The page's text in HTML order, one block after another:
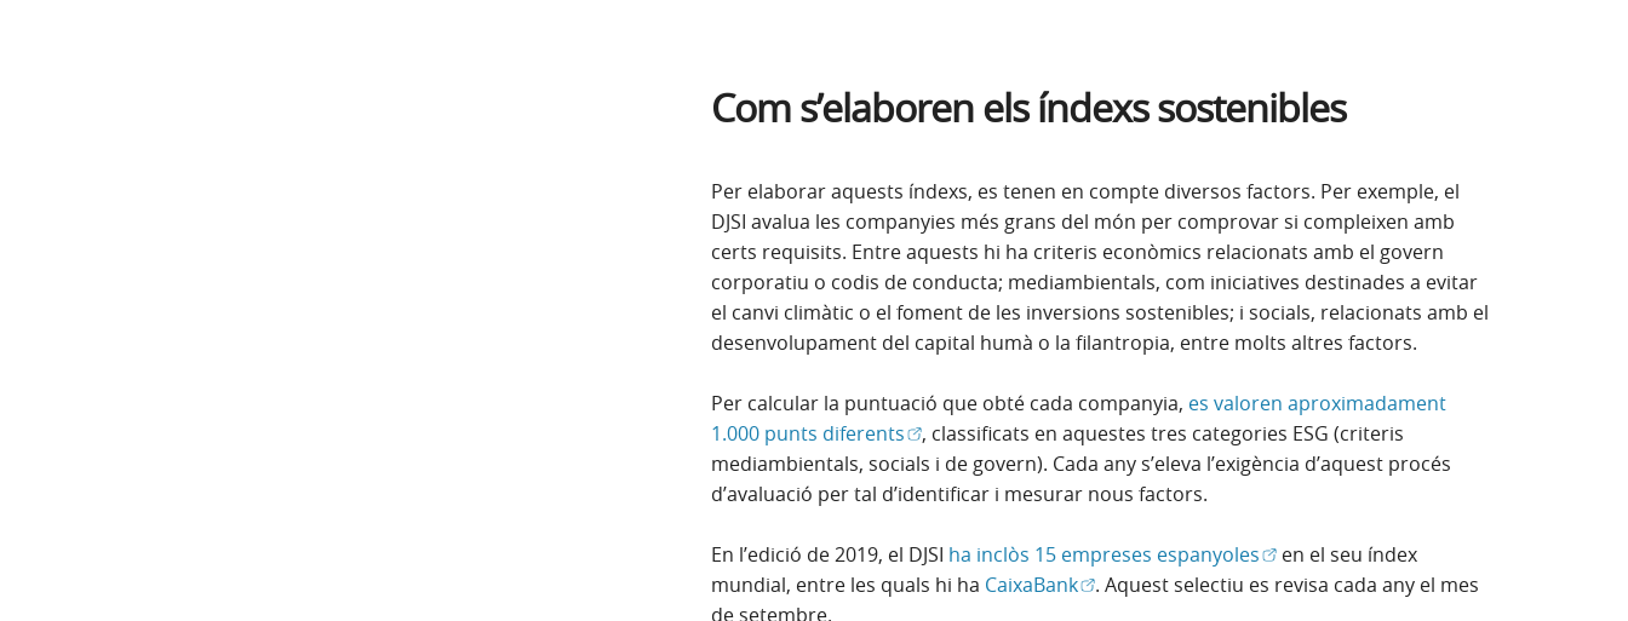
Com s’elaboren els índexs sostenibles
Per elaborar aquests índexs, es tenen en compte diversos factors. Per exemple, el
DJSI avalua les companyies més grans del món per comprovar si compleixen amb
certs requisits. Entre aquests hi ha criteris econòmics relacionats amb el govern
corporatiu o codis de conducta; mediambientals, com iniciatives destinades a evitar
el canvi climàtic o el foment de les inversions sostenibles; i socials, relacionats amb el
desenvolupament del capital humà o la filantropia, entre molts altres factors.
Per calcular la puntuació que obté cada companyia, es valoren aproximadament
1.000 punts diferents(Obre en finestra nova)
, classificats en aquestes tres categories ESG (criteris
mediambientals, socials i de govern). Cada any s’eleva l’exigència d’aquest procés
d’avaluació per tal d’identificar i mesurar nous factors.
En l’edició de 2019, el DJSI ha inclòs 15 empreses espanyoles(Obre en finestra nova)
en el seu índex
mundial, entre les quals hi ha CaixaBank(Obre en finestra nova)
. Aquest selectiu es revisa cada any el mes
de setembre.